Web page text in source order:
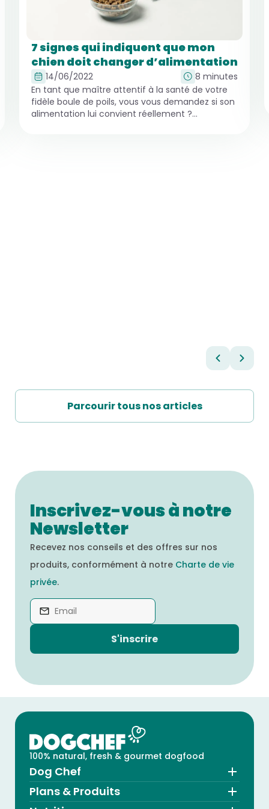
7 signes qui indiquent que mon
chien doit changer d’alimentation
14/06/2022
8 minutes
En tant que maître attentif à la santé de votre
fidèle boule de poils, vous vous demandez si son
alimentation lui convient réellement ?…
Parcourir tous nos articles
Inscrivez-vous à notre
Newsletter
Recevez nos conseils et des offres sur nos
produits, conformément à notre Charte de vie
privée.
S'inscrire
100% natural, fresh & gourmet dogfood
Dog Chef
Plans & Produits